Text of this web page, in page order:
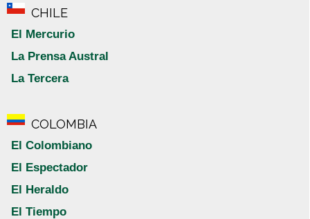
CHILE
El Mercurio
La Prensa Austral
La Tercera
COLOMBIA
El Colombiano
El Espectador
El Heraldo
El Tiempo